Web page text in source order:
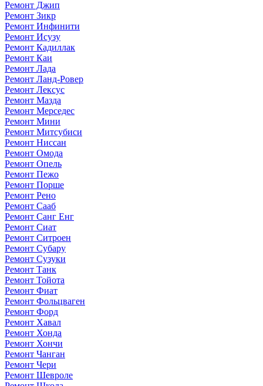
Ремонт Джип
Ремонт Зикр
Ремонт Инфинити
Ремонт Исузу
Ремонт Кадиллак
Ремонт Каи
Ремонт Лада
Ремонт Ланд-Ровер
Ремонт Лексус
Ремонт Мазда
Ремонт Мерседес
Ремонт Мини
Ремонт Митсубиси
Ремонт Ниссан
Ремонт Омода
Ремонт Опель
Ремонт Пежо
Ремонт Порше
Ремонт Рено
Ремонт Сааб
Ремонт Санг Енг
Ремонт Сиат
Ремонт Ситроен
Ремонт Субару
Ремонт Сузуки
Ремонт Танк
Ремонт Тойота
Ремонт Фиат
Ремонт Фольцваген
Ремонт Форд
Ремонт Хавал
Ремонт Хонда
Ремонт Хончи
Ремонт Чанган
Ремонт Чери
Ремонт Шевроле